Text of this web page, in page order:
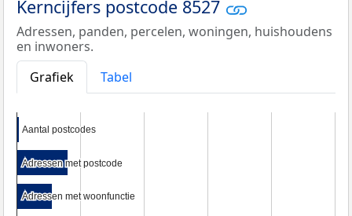
Kerncijfers postcode 8527
Adressen, panden, percelen, woningen, huishoudens
en inwoners.
Grafiek
Tabel
Aantal postcodes
Aantal postcodes
Adressen met postcode
Adressen met postcode
Adressen met woonfunctie
Adressen met woonfunctie